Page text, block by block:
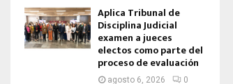
Aplica Tribunal de
Disciplina Judicial
examen a jueces
electos como parte del
proceso de evaluación
agosto 6, 2026 0